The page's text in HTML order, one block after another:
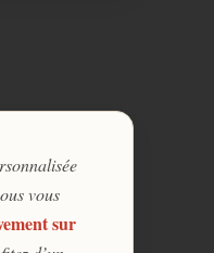
vous
sur